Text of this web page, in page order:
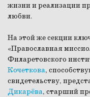
жизни и реализации
любви.
На этой же секции
«Православная
Филаретовского
Кочеткова,
свидетельству,
Дикарёва, старший